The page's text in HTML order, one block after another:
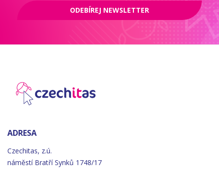
ODEBÍREJ NEWSLETTER
ADRESA
Czechitas, z.ú.
náměstí Bratří Synků 1748/17